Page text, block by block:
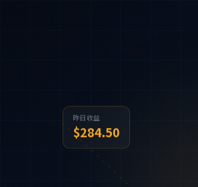
昨日收益
$284.50